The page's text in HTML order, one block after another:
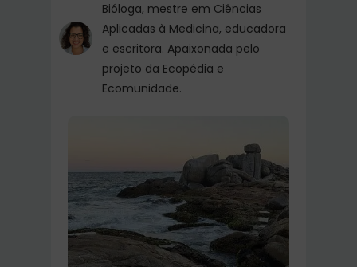
Bióloga, mestre em Ciências
Aplicadas à Medicina, educadora
e escritora. Apaixonada pelo
projeto da Ecopédia e
Ecomunidade.